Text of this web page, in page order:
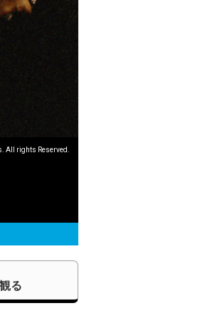
All rights Reserved.
る